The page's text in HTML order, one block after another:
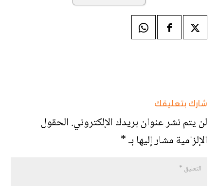
شارك بتعليقك
لن يتم نشر عنوان بريدك الإلكتروني.الحقول
الإلزامية مشار إليها بـ*